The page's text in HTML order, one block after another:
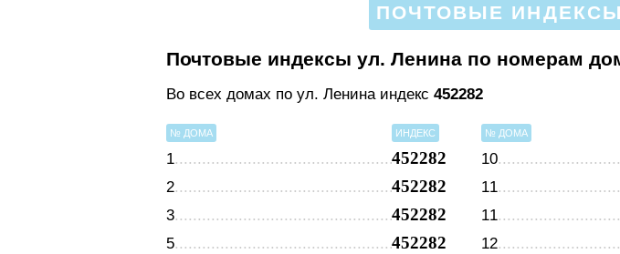
ПОЧТОВЫЕ ИНДЕКСЫ
Почтовые индексы ул. Ленина по номерам
Во всех домах по ул. Ленина индекс 452282
№ ДОМА ИНДЕКС
1 452282
2 452282
3 452282
5 452282
№ ДОМА
10
11
11
12